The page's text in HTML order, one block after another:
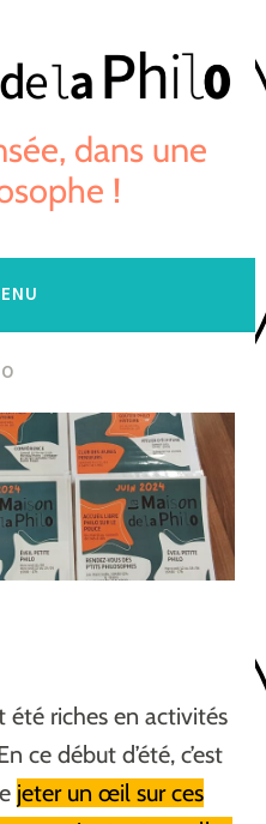
dans une
!
été riches en activités
ce début d’été, c’est
jeter un œil sur ces